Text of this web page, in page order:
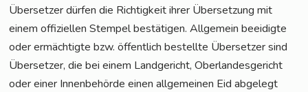
Über­set­zer dür­fen die Rich­tig­keit ihrer Über­set­zung mit
einem offi­zi­el­len Stem­pel bestä­ti­gen. All­ge­mein beei­dig­te
oder ermäch­tig­te bzw. öffent­lich bestell­te Über­set­zer sind
Über­set­zer, die bei einem Land­ge­richt, Ober­lan­des­ge­richt
oder einer Innen­be­hör­de einen all­ge­mei­nen Eid abge­legt